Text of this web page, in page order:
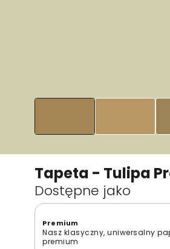
Tapeta - Tulipa
Dostępne jako
Premium
Nasz klasyczny, uniwersalny
premium